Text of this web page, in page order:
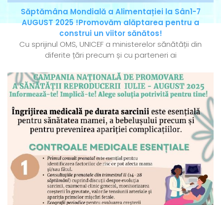
Săptămâna Mondială a Alimentației la Sân1-7
AUGUST 2025 !Promovăm alăptarea pentru a
construi un viitor sănătos!
Cu sprijinul OMS, UNICEF a ministerelor sănătății din
diferite țări precum și cu parteneri ai